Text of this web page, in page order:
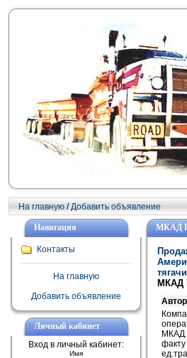
На главную /Добавить объявление
Навигация
Контакты
На главную
Добавить объявление
Личный кабинет
Вход в личный кабинет:
Имя
МКАД
тягачи
МКАД
факту